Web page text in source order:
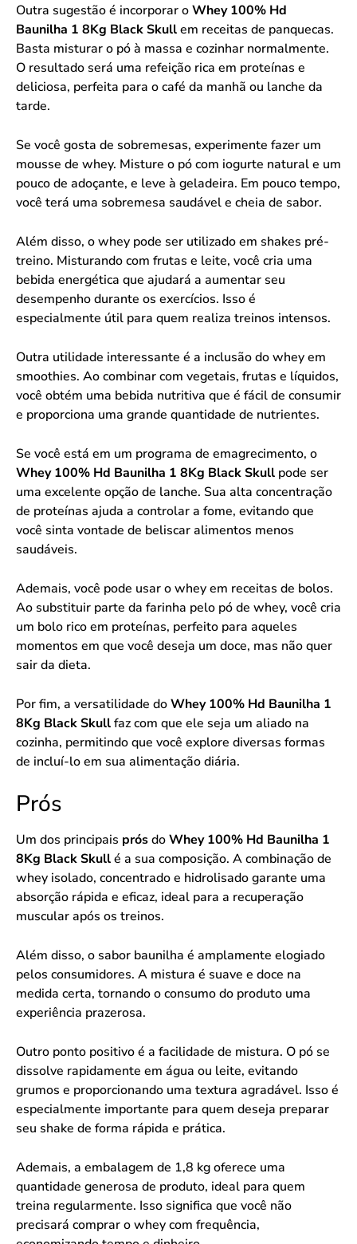
Outra sugestão é incorporar oWhey 100% Hd
Baunilha 1 8Kg Black Skullem receitas de panquecas.
Basta misturar o pó à massa e cozinhar normalmente.
O resultado será uma refeição rica em proteínas e
deliciosa, perfeita para o café da manhã ou lanche da
tarde.
Se você gosta de sobremesas, experimente fazer um
mousse de whey. Misture o pó com iogurte natural e um
pouco de adoçante, e leve à geladeira. Em pouco tempo,
você terá uma sobremesa saudável e cheia de sabor.
Além disso, o whey pode ser utilizado em shakes pré-
treino. Misturando com frutas e leite, você cria uma
bebida energética que ajudará a aumentar seu
desempenho durante os exercícios. Isso é
especialmente útil para quem realiza treinos intensos.
Outra utilidade interessante é a inclusão do whey em
smoothies. Ao combinar com vegetais, frutas e líquidos,
você obtém uma bebida nutritiva que é fácil de consumir
e proporciona uma grande quantidade de nutrientes.
Se você está em um programa de emagrecimento, o
Whey 100% Hd Baunilha 1 8Kg Black Skull pode ser
uma excelente opção de lanche. Sua alta concentração
de proteínas ajuda a controlar a fome, evitando que
você sinta vontade de beliscar alimentos menos
saudáveis.
Ademais, você pode usar o whey em receitas de bolos.
Ao substituir parte da farinha pelo pó de whey, você cria
um bolo rico em proteínas, perfeito para aqueles
momentos em que você deseja um doce, mas não quer
sair da dieta.
Por fim, a versatilidade doWhey 100% Hd Baunilha 1
8Kg Black Skullfaz com que ele seja um aliado na
cozinha, permitindo que você explore diversas formas
de incluí-lo em sua alimentação diária.
Prós
Um dos principais prósdoWhey 100% Hd Baunilha 1
8Kg Black Skullé a sua composição. A combinação de
whey isolado, concentrado e hidrolisado garante uma
absorção rápida e eficaz, ideal para a recuperação
muscular após os treinos.
Além disso, o sabor baunilha é amplamente elogiado
pelos consumidores. A mistura é suave e doce na
medida certa, tornando o consumo do produto uma
experiência prazerosa.
Outro ponto positivo é a facilidade de mistura. O pó se
dissolve rapidamente em água ou leite, evitando
grumos e proporcionando uma textura agradável. Isso é
especialmente importante para quem deseja preparar
seu shake de forma rápida e prática.
Ademais, a embalagem de 1,8 kg oferece uma
quantidade generosa de produto, ideal para quem
treina regularmente. Isso significa que você não
precisará comprar o whey com frequência,